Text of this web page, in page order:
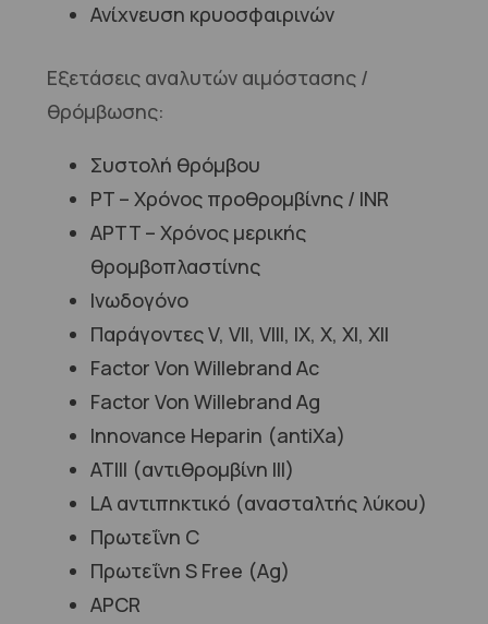
Ανίχνευση κρυοσφαιρινών
Εξετάσεις αναλυτών αιμόστασης /
θρόμβωσης:
Συστολή θρόμβου
PT – Χρόνος προθρομβίνης / INR
APTT – Χρόνος μερικής
θρομβοπλαστίνης
Ινωδογόνο
Παράγοντες V, VII, VIII, IX, X, XI, XII
Factor Von Willebrand Ac
Factor Von Willebrand Ag
Innovance Heparin (antiXa)
ΑΤΙΙΙ (αντιθρομβίνη ΙΙΙ)
LA αντιπηκτικό (ανασταλτής λύκου)
Πρωτεΐνη C
Πρωτεΐνη S Free (Ag)
APCR